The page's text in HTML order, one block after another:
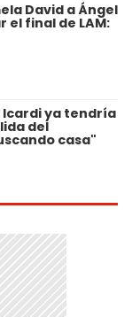
David a Ángel
el final de LAM:
Icardi ya tendría
del
casa"